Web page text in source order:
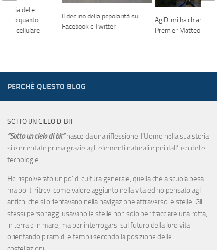
Il declino della popolarità su
Facebook e Twitter
AgID: mi ha chiamato
Premier Matteo Renzi
delle
quanto
il cellulare
PERCHÈ QUESTO BLOG
SOTTO UN CIELO DI BIT
“Sotto un cielo di bit”nasce da una riflessione: l’Uomo nella sua storia
si è orientato prima grazie agli elementi naturali e poi dall’uso delle
tecnologie.
Ho rispolverato un po’ di cultura generale, quella che a scuola pesa
ma poi ti ritrovi come valore aggiunto nella vita ed ho pensato agli
antichi che si orientavano nella navigazione attraverso le stelle. Gli
stessi personaggi usavano le stelle non solo per tracciare una rotta,
in terra o in mare, ma per interrogarsi sul futuro della loro vita
orientando piramidi e templi secondo la posizione delle